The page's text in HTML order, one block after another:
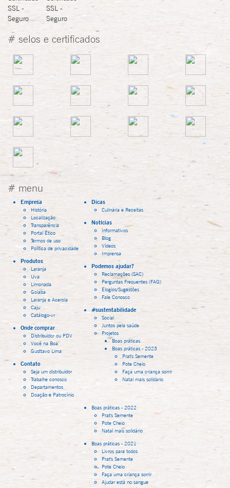
# selos e certificados
# menu
Empresa
História
Localização
Transparência
Portal Ético
Termos de uso
Política de privacidade
Produtos
Laranja
Uva
Limonada
Goiaba
Laranja e Acerola
Caju
Catálogo-vr
Onde comprar
Distribuidor ou PDV
Você na Boa
Gusttavo Lima
Contato
Seja um distribuidor
Trabalhe conosco
Departamentos
Doação e Patrocínio
Dicas
Culinária e Receitas
Notícias
Informativos
Blog
Vídeos
Imprensa
Podemos ajudar?
Reclamações (SAC)
Perguntas Frequentes (FAQ)
Elogios/Sugestões
Fale Conosco
#sustentabilidade
Social
Juntos pela saúde
Projetos
Boas práticas
Boas práticas - 2023
Prat's Semente
Pote Cheio
Faça uma criança sorrir
Natal mais solidario
Boas práticas - 2022
Prat's Semente
Pote Cheio
Natal mais solidário
Boas práticas - 2021
Livros para todos
Prat's Semente
Pote Cheio
Faça uma criança sorrir
Ajudar está no sangue